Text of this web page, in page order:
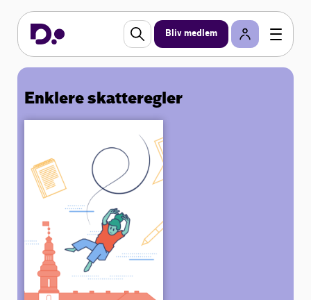
Bliv medlem
Enklere skatteregler